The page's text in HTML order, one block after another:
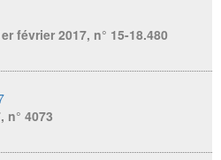
février 2017, n° 15-18.480
n° 4073